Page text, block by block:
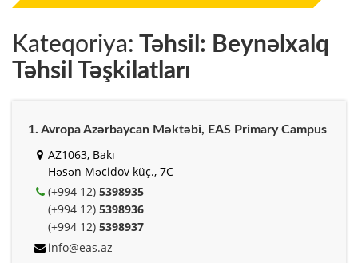
Kateqoriya: Təhsil: Beynəlxalq
Təhsil Təşkilatları
1. Avropa Azərbaycan Məktəbi, EAS Primary Campus
AZ1063, Bakı
Həsən Məcidov küç., 7C
(+994 12) 5398935
(+994 12) 5398936
(+994 12) 5398937
info@eas.az